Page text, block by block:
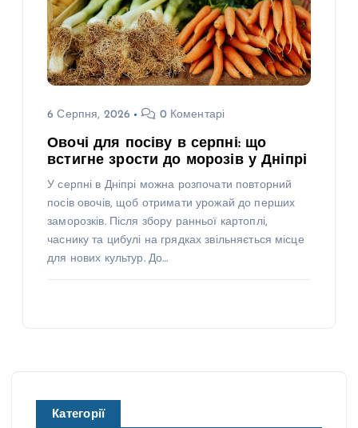
6 Серпня, 2026 0 Коментарі
Овочі для посіву в серпні: що
встигне зрости до морозів у Дніпрі
У серпні в Дніпрі можна розпочати повторний
посів овочів, щоб отримати урожай до перших
заморозків. Після збору ранньої картоплі,
часнику та цибулі на грядках звільняється місце
для нових культур. До…
Категорії